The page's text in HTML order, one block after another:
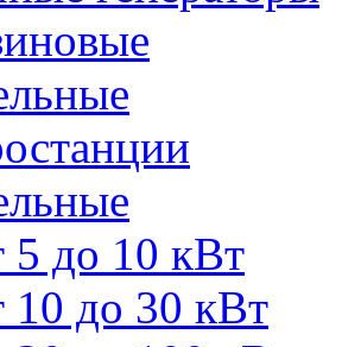
5 до 10 кВт
10 до 30 кВт